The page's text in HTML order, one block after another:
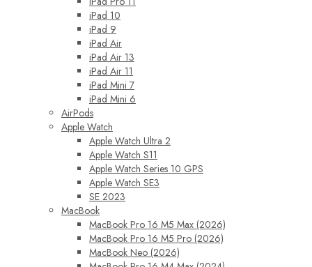
iPad 10
iPad 9
iPad Air
iPad Air 13
iPad Air 11
iPad Mini 7
iPad Mini 6
AirPods
Apple Watch
Apple Watch Ultra 2
Apple Watch S11
Apple Watch Series 10 GPS
Apple Watch SE3
SE 2023
MacBook
MacBook Pro 16 M5 Max (2026)
MacBook Pro 16 M5 Pro (2026)
MacBook Neo (2026)